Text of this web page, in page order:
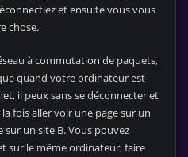
et ensuite vous vous
chose.
à commutation de paquets,
quand votre ordinateur est
il peux sans se déconnecter et
fois aller voir une page sur un
sur un site B. Vous pouvez
sur le même ordinateur, faire